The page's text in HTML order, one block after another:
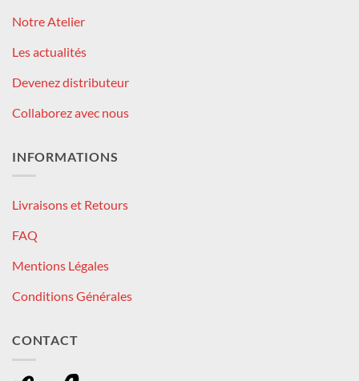
Notre Atelier
Les actualités
Devenez distributeur
Collaborez avec nous
INFORMATIONS
Livraisons et Retours
FAQ
Mentions Légales
Conditions Générales
CONTACT